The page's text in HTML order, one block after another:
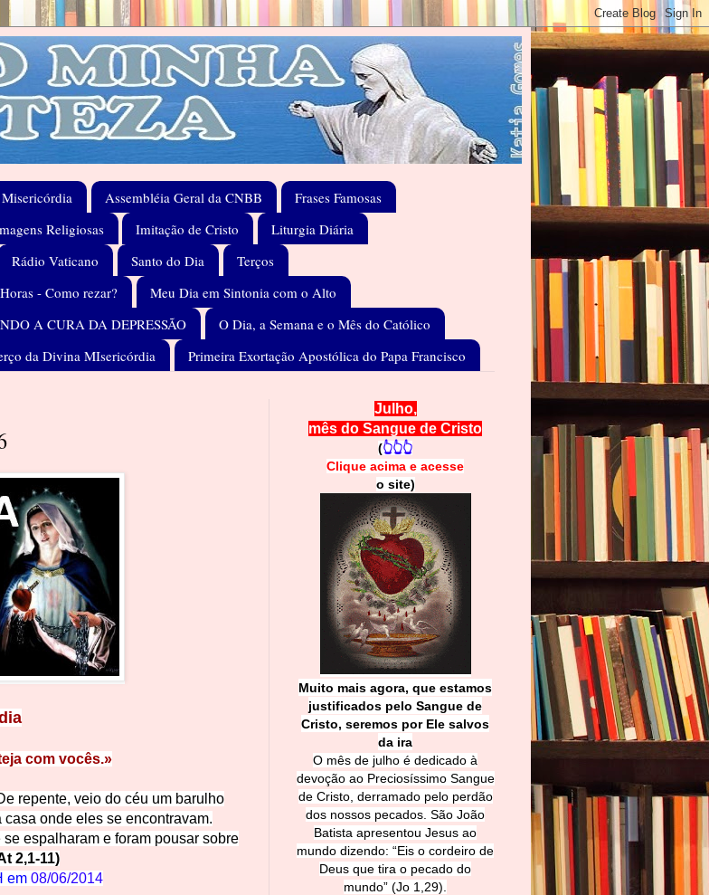
Assembléia Geral da CNBB
Frases Famosas
Religiosas Imitação de Cristo
Liturgia Diária
Rádio Vaticano Santo do Dia
Terços
- Como rezar?
Meu Dia em Sintonia com o Alto
A CURA DA DEPRESSÃO
O Dia, a Semana e o Mês do Católico
da Divina MIsericórdia Primeira Exortação Apostólica do Papa Francisco
com vocês.»
repente, veio do céu um barulho
onde eles se encontravam.
espalharam e foram pousar sobre
2,1-11)
em 08/06/2014
Julho,
mês do Sangue de Cristo
(👆👆👆
Clique acima e acesse
o site)
Muito mais agora, que estamos
justificados pelo Sangue de
Cristo, seremos por Ele salvos
da ira
O mês de julho é dedicado à
devoção ao Preciosíssimo Sangue
de Cristo, derramado pelo perdão
dos nossos pecados. São João
Batista apresentou Jesus ao
mundo dizendo: “Eis o cordeiro de
Deus que tira o pecado do
mundo” (Jo 1,29).